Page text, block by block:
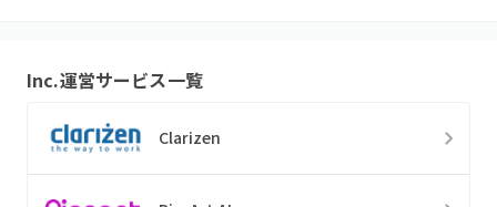
Inc.運営サービス一覧
Clarizen